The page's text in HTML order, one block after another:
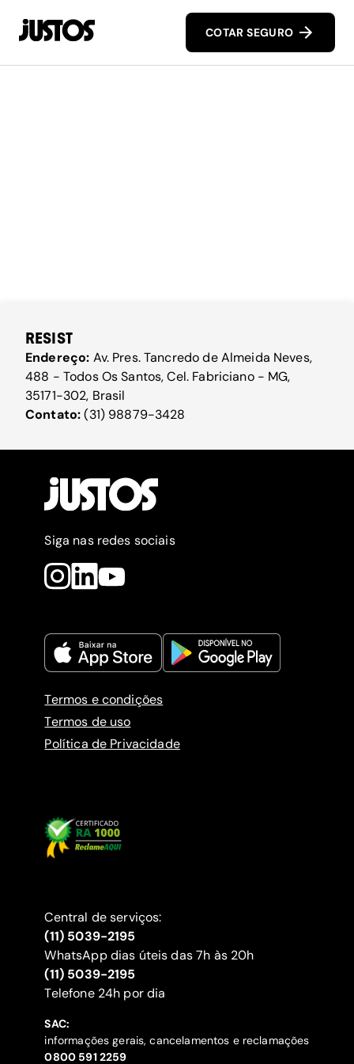
COTAR SEGURO
RESIST
Endereço: Av. Pres. Tancredo de Almeida Neves,
488 - Todos Os Santos, Cel. Fabriciano - MG,
35171-302, Brasil
Contato:(31) 98879-3428
Siga nas redes sociais
Termos e condições
Termos de uso
Política de Privacidade
Central de serviços:
(11) 5039-2195
WhatsApp dias úteis das 7h às 20h
(11) 5039-2195
‍Telefone 24h por dia
SAC:
informações gerais, cancelamentos e reclamações
‍0800 591 2259